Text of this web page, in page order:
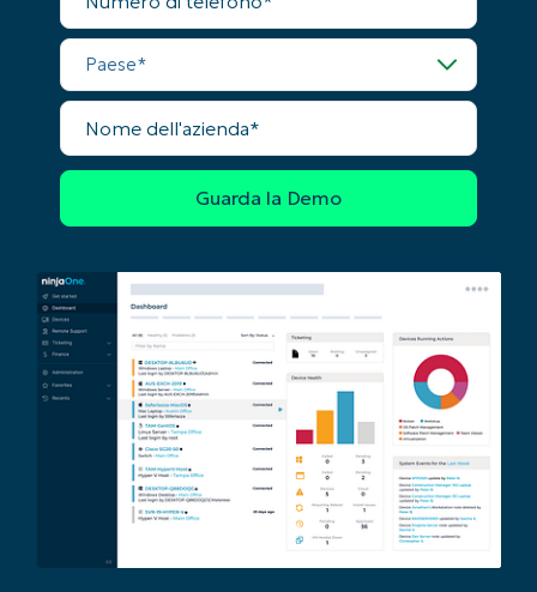
telefono
Paese
Nome
dell'azienda
name*
Business
email*
Phone
number*
Paese
name*